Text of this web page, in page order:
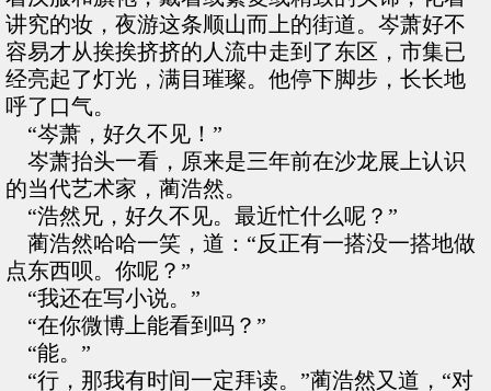
讲究的妆，夜游这条顺山而上的街道。岑萧好不
容易才从挨挨挤挤的人流中走到了东区，市集已
经亮起了灯光，满目璀璨。他停下脚步，长长地
呼了口气。
“岑萧，好久不见！”
岑萧抬头一看，原来是三年前在沙龙展上认识
的当代艺术家，蔺浩然。
“浩然兄，好久不见。最近忙什么呢？”
蔺浩然哈哈一笑，道：“反正有一搭没一搭地做
点东西呗。你呢？”
“我还在写小说。”
“在你微博上能看到吗？”
“能。”
“行，那我有时间一定拜读。”蔺浩然又道，“对